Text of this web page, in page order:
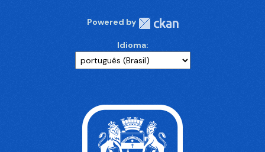
Powered by
Idioma